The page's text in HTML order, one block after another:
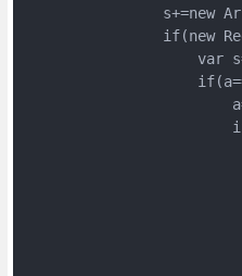
s+=new
if(new
var